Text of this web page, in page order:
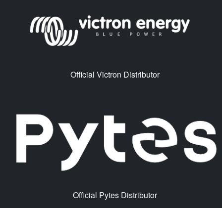
Official Victron Distributor
Official Pytes Distributor